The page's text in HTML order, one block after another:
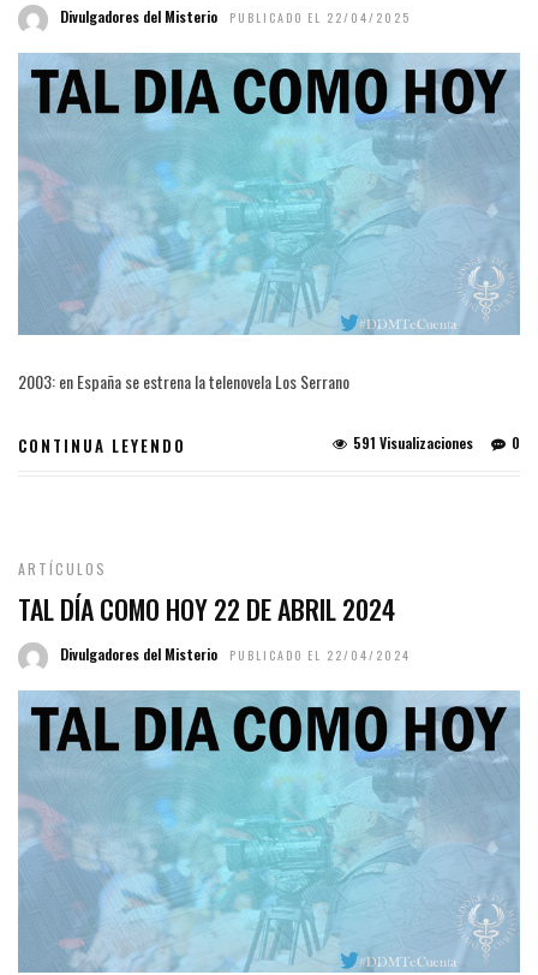
Divulgadores del Misterio PUBLICADO EL 22/04/2025
2003: en España se estrena la telenovela Los Serrano
CONTINUA LEYENDO 0
591 Visualizaciones
ARTÍCULOS
TAL DÍA COMO HOY 22 DE ABRIL 2024
Divulgadores del Misterio PUBLICADO EL 22/04/2024